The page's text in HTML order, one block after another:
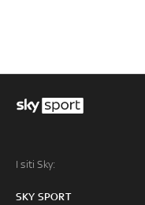
I siti Sky:
SKY SPORT